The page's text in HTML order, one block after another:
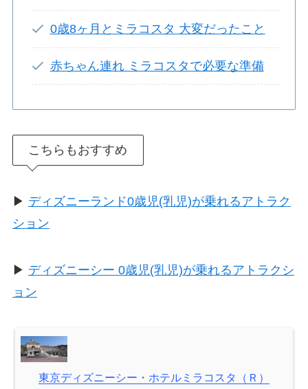
0歳8ヶ月とミラコスタ 大変だったこと
赤ちゃん連れ ミラコスタで必要な準備
こちらもおすすめ
▶ ディズニーランド0歳児(乳児)が乗れるアトラク
ション
▶ ディズニーシー 0歳児(乳児)が乗れるアトラクシ
ョン
東京ディズニーシー・ホテルミラコスタ（Ｒ）